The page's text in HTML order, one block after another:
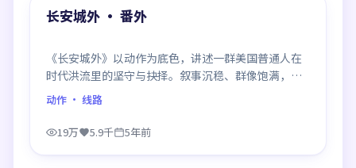
精选
长安城外 · 番外
《长安城外》以动作为底色，讲述一群美国普通人在
时代洪流里的坚守与抉择。叙事沉稳、群像饱满，每
一场对手戏都打磨得克制而精确，回味悠长。
动作 · 线路
19万 5.9千 5年前